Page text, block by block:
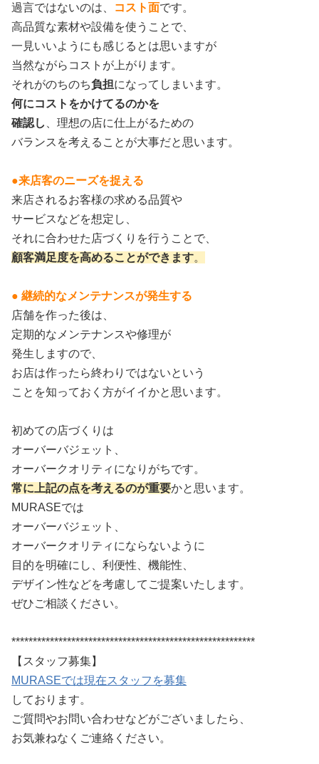
過言ではないのは、
コスト面です。
高品質な素材や設備を使うことで、
一見いいようにも感じるとは思いますが
当然ながらコストが上がります。
それがのちのち負担になってしまいます。
何にコストをかけてるのかを
確認し
、理想の店に仕上がるための
バランスを考えることが大事だと思います。
●来店客のニーズを捉える
来店されるお客様の求める品質や
サービスなどを想定し、
それに合わせた店づくりを行うことで、
顧客満足度を高めることができます。
● 継続的なメンテナンスが発生する
店舗を作った後は、
定期的なメンテナンスや修理が
発生しますので、
お店は作ったら終わりではないという
ことを知っておく方がイイかと思います。
初めての店づくりは
オーバーバジェット、
オーバークオリティになりがちです。
常に上記の点を考えるのが重要かと思います。
MURASEでは
オーバーバジェット、
オーバークオリティにならないように
目的を明確にし、利便性、機能性、
デザイン性などを考慮してご提案いたします。
ぜひご相談ください。
*********************************************************
【スタッフ募集】
MURASEでは現在スタッフを募集
しております。
ご質問やお問い合わせなどがございましたら、
お気兼ねなくご連絡ください。